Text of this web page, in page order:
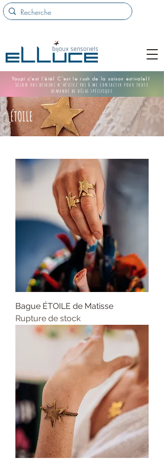
Youpi c'est l'été! C'est le rush de la saison estivale!!
Selon vos besoins n'hésitez pas à me contacter pour toute
demande de délai spécifique
ÉTOILE
Bague ÉTOILE de Matisse
Rupture de stock